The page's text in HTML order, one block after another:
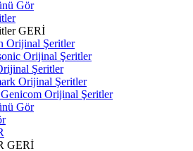
Gör
GERİ
Orijinal Şeritler
Orijinal Şeritler
Şeritler
Orijinal Şeritler
Orijinal Şeritler
Gör
GERİ